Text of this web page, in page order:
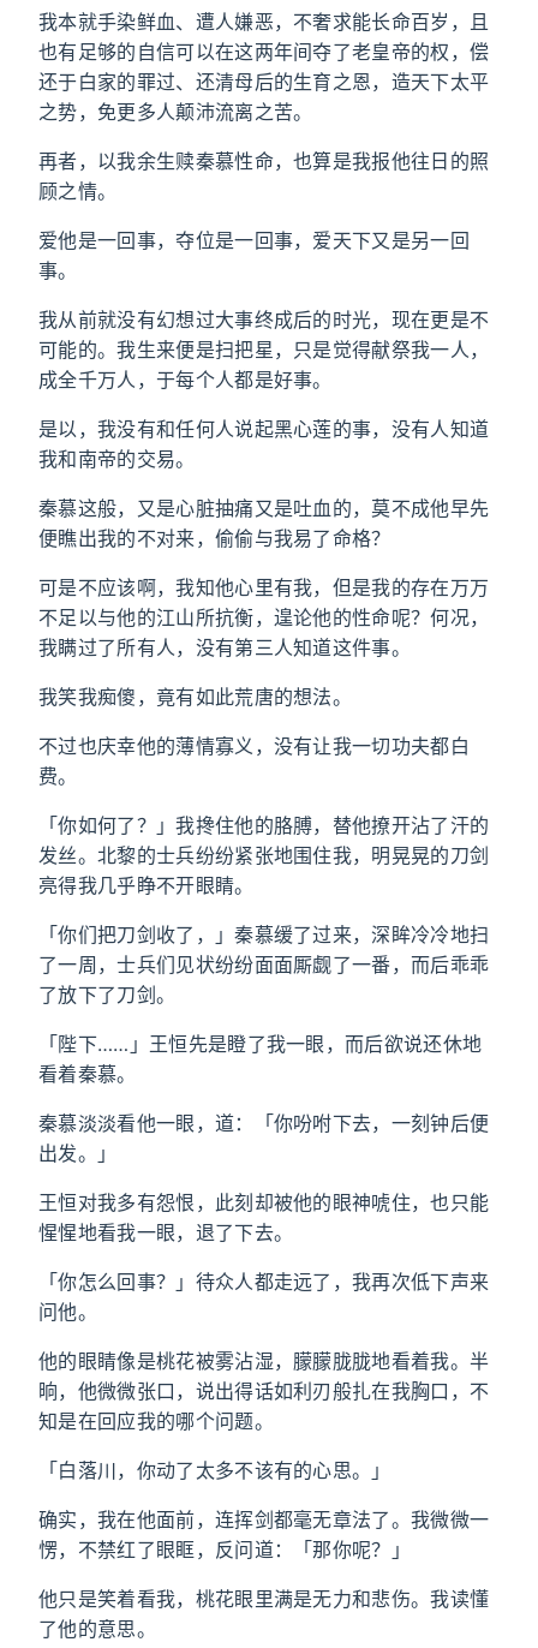
我本就手染鲜血、遭人嫌恶，不奢求能长命百岁，且
也有足够的自信可以在这两年间夺了老皇帝的权，偿
还于白家的罪过、还清母后的生育之恩，造天下太平
之势，免更多人颠沛流离之苦。
再者，以我余生赎秦慕性命，也算是我报他往日的照
顾之情。
爱他是一回事，夺位是一回事，爱天下又是另一回
事。
我从前就没有幻想过大事终成后的时光，现在更是不
可能的。我生来便是扫把星，只是觉得献祭我一人，
成全千万人，于每个人都是好事。
是以，我没有和任何人说起黑心莲的事，没有人知道
我和南帝的交易。
秦慕这般，又是心脏抽痛又是吐血的，莫不成他早先
便瞧出我的不对来，偷偷与我易了命格？
可是不应该啊，我知他心里有我，但是我的存在万万
不足以与他的江山所抗衡，遑论他的性命呢？何况，
我瞒过了所有人，没有第三人知道这件事。
我笑我痴傻，竟有如此荒唐的想法。
不过也庆幸他的薄情寡义，没有让我一切功夫都白
费。
「你如何了？」我搀住他的胳膊，替他撩开沾了汗的
发丝。北黎的士兵纷纷紧张地围住我，明晃晃的刀剑
亮得我几乎睁不开眼睛。
「你们把刀剑收了，」秦慕缓了过来，深眸冷冷地扫
了一周，士兵们见状纷纷面面厮觑了一番，而后乖乖
了放下了刀剑。
「陛下……」王恒先是瞪了我一眼，而后欲说还休地
看着秦慕。
秦慕淡淡看他一眼，道：「你吩咐下去，一刻钟后便
出发。」
王恒对我多有怨恨，此刻却被他的眼神唬住，也只能
惺惺地看我一眼，退了下去。
「你怎么回事？」待众人都走远了，我再次低下声来
问他。
他的眼睛像是桃花被雾沾湿，朦朦胧胧地看着我。半
晌，他微微张口，说出得话如利刃般扎在我胸口，不
知是在回应我的哪个问题。
「白落川，你动了太多不该有的心思。」
确实，我在他面前，连挥剑都毫无章法了。我微微一
愣，不禁红了眼眶，反问道：「那你呢？」
他只是笑着看我，桃花眼里满是无力和悲伤。我读懂
了他的意思。